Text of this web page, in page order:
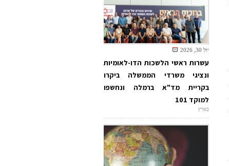
יול 30, 2026
עשרות ראשי הלשכות הדו-לאומיות
ונציגי משרדי הממשלה ביקרו
בקריית מד"א ברמלה ונחשפו
למוקד 101
בארץ